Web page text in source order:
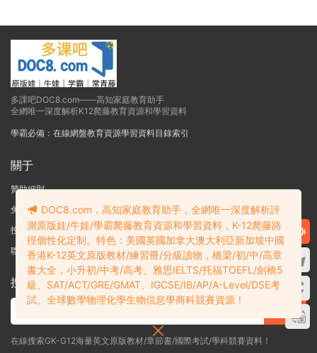
多課吧DOC8.com——高知家庭教育助手
全網唯一深度解析K12爬藤教育資源和學習資料
學霸必備：在線網盤教育資源學習資料目錄索引
關于
贊助細則
免責聲明
投稿須知
聯系站長
搜索
在線搜索GK-G12海量英文原版教材/章節書/國際考試/學科競賽資料！
DOC8.com，高知家庭教育助手，全網唯一深度解析評
測原版娃/牛娃/學霸爬藤教育資源和學習資料，K-12爬藤路
徑個性化定制。特色：美國英國加拿大澳大利亞新加坡中國
香港K-12英文原版教材/練習冊/分級讀物，橋梁/初/中/高章
書大全，小升初/中考/高考、雅思IELTS/托福TOEFL/劍橋5
級、SAT/ACT/GRE/GMAT、IGCSE/IB/AP/A-Level/DSE考
試、全球數學物理化學生物信息學商科競賽資源！